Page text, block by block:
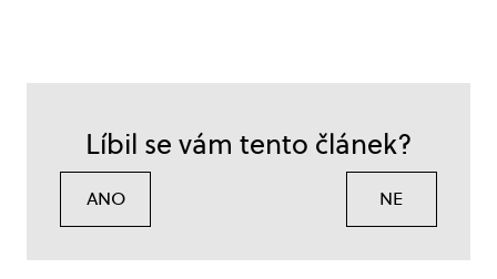
Líbil se vám tento článek?
ANO NE